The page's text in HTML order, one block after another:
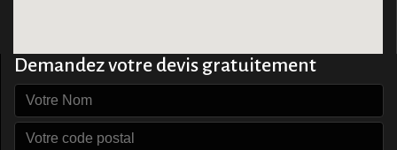
Demandez votre devis gratuitement